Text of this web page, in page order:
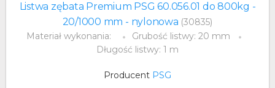
Listwa zębata Premium PSG 60.056.01 do 800kg -
20/1000 mm - nylonowa (30835)
Materiał wykonania:
Grubość listwy: 20 mm
Długość listwy: 1 m
Producent PSG